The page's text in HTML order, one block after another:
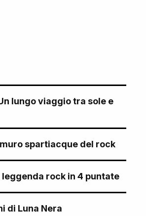
lungo viaggio tra sole e
spartiacque del rock
leggenda rock in 4 puntate
di Luna Nera